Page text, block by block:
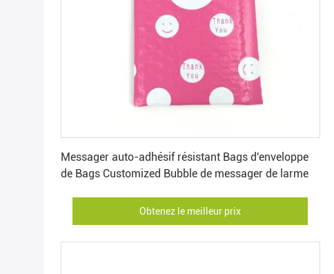
Messager auto-adhésif résistant Bags d'enveloppe
de Bags Customized Bubble de messager de larme
Obtenez le meilleur prix